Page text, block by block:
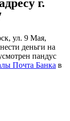
г.
ул. 9 Мая,
деньги на
пандус
Почта Банка в